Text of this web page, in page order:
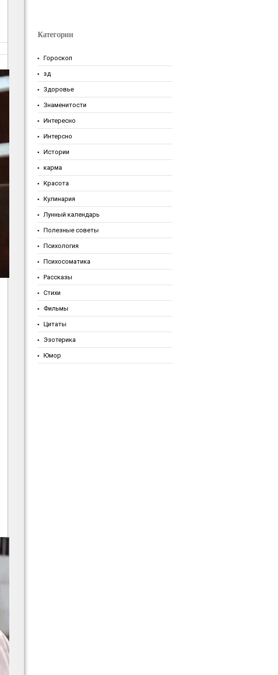
Категории
Гороскоп
зд
Здоровье
Знаменитости
Интересно
Интерсно
Истории
карма
Красота
Кулинария
Лунный календарь
Полезные советы
Психология
Психосоматика
Рассказы
Стихи
Фильмы
Цитаты
Эзотерика
Юмор